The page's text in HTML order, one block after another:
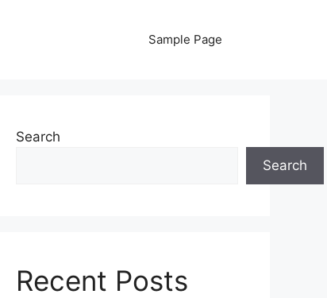
Sample Page
Search
Search
Recent Posts